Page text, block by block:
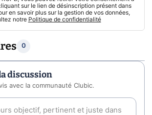
sur le lien de désinscription présent dans
en savoir plus sur la gestion de vos données,
notre Politique de confidentialité
0
discussion
avec la communauté Clubic.